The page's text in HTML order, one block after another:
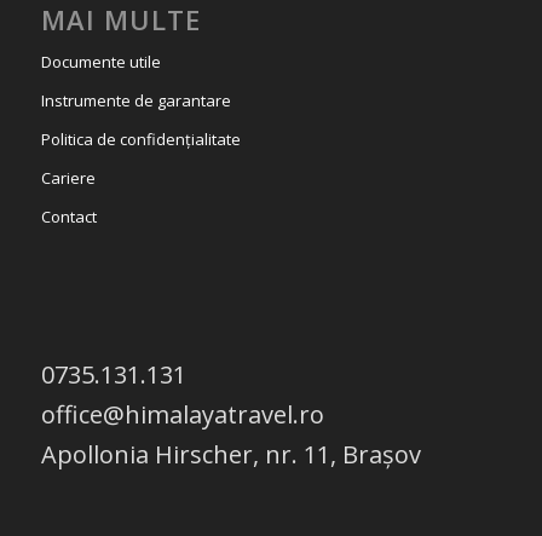
MAI MULTE
Documente utile
Instrumente de garantare
Politica de confidențialitate
Cariere
Contact
0735.131.131
office@himalayatravel.ro
Apollonia Hirscher, nr. 11, Brașov